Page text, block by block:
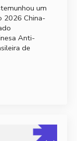
um
2026 China-
Anti-
de